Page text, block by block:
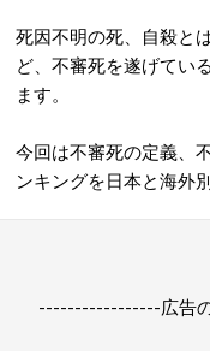
死因不明の死、自殺と
ど、不審死を遂げてい
ます。
今回は不審死の定義、
ンキングを日本と海外
-----------------広告